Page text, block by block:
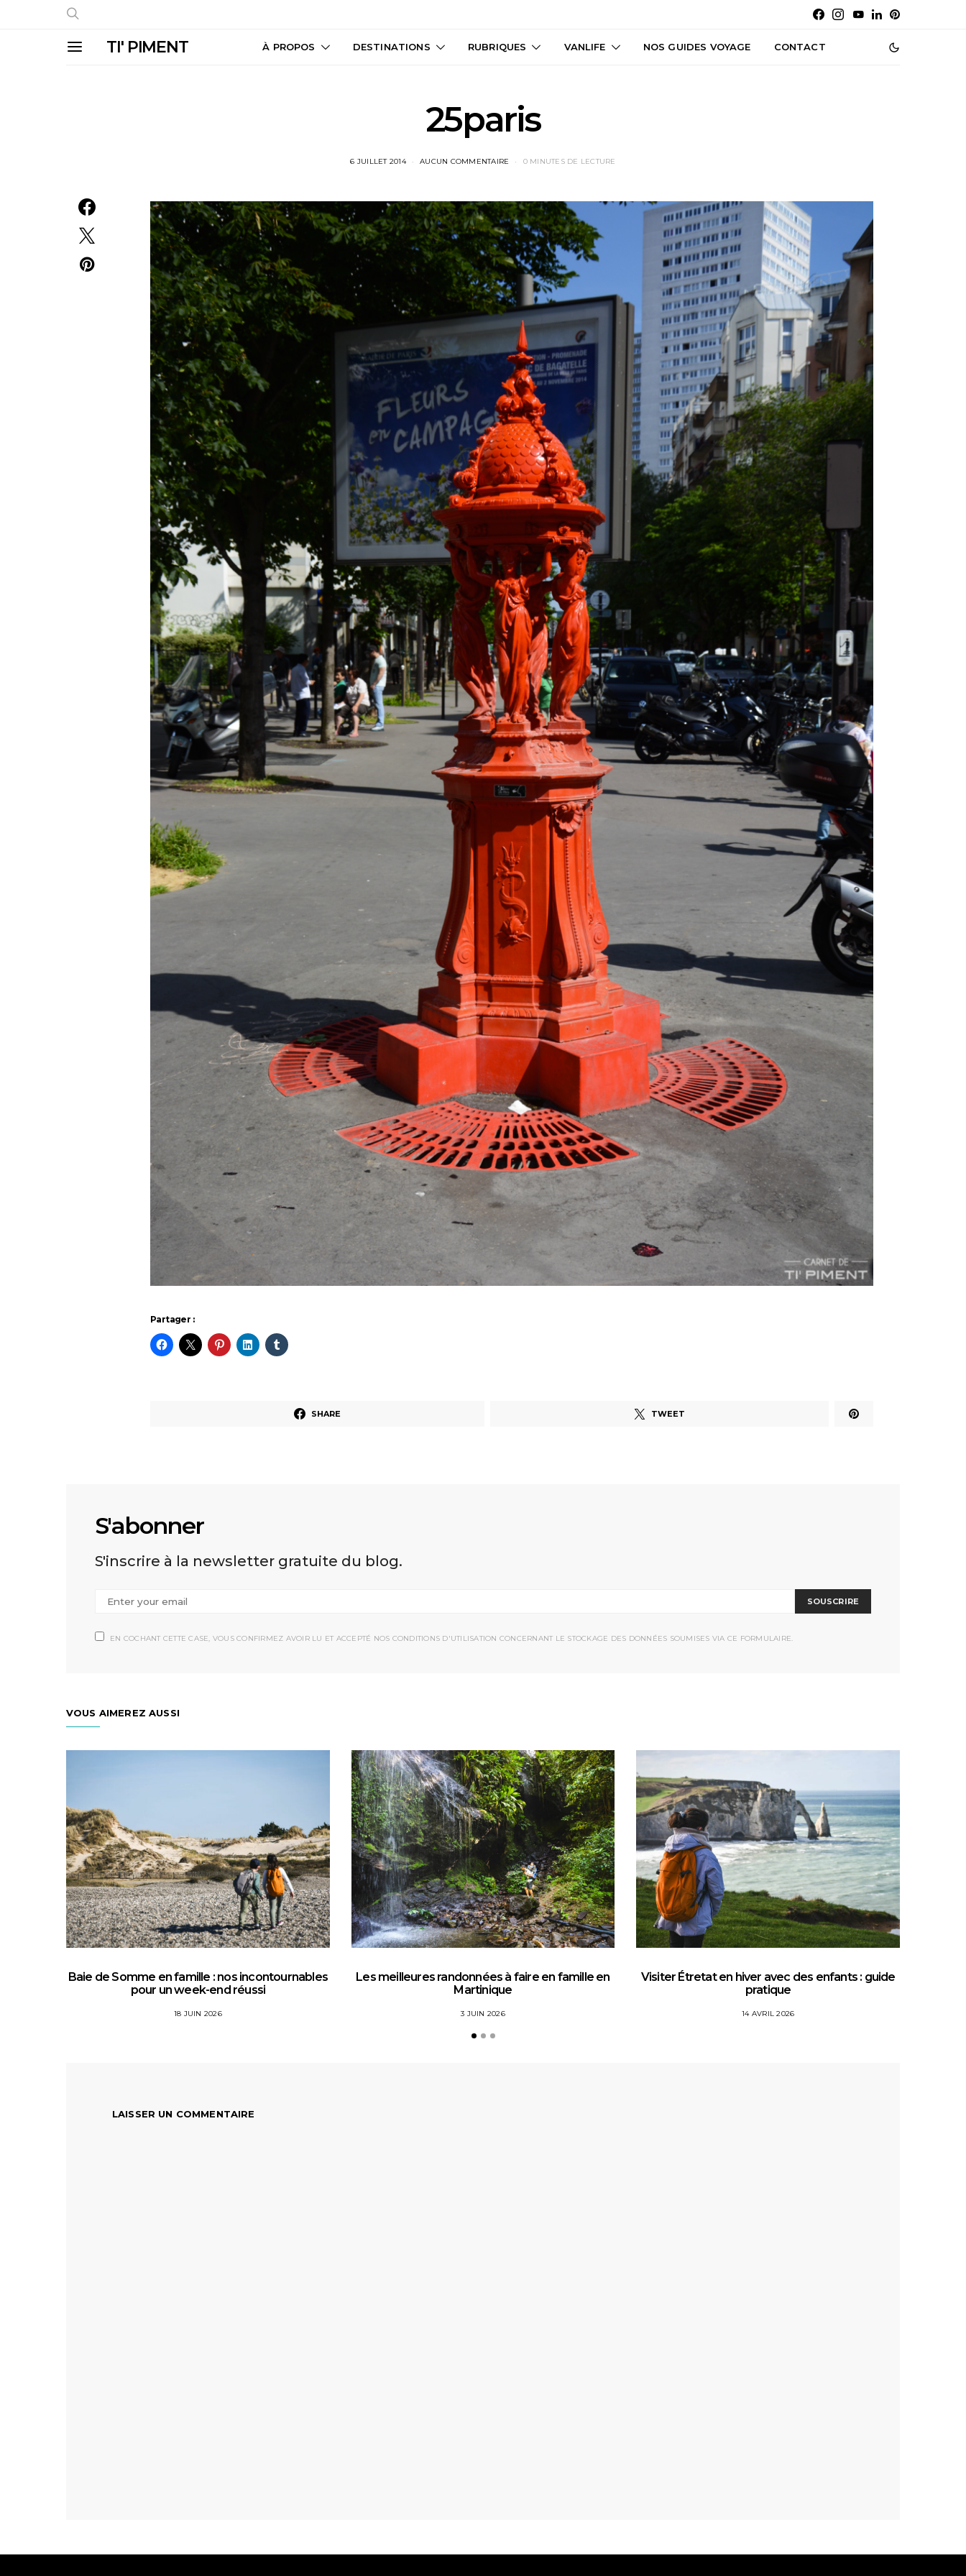
TI' PIMENT À PROPOS DESTINATIONS RUBRIQUES VANLIFE NOS GUIDES VOYAGE CONTACT
25paris
6 JUILLET 2014 AUCUN COMMENTAIRE 0 MINUTES DE LECTURE
Partager :
SHARE TWEET
S'abonner
S'inscrire à la newsletter gratuite du blog.
SOUSCRIRE
EN COCHANT CETTE CASE, VOUS CONFIRMEZ AVOIR LU ET ACCEPTÉ NOS CONDITIONS D'UTILISATION CONCERNANT LE STOCKAGE DES DONNÉES SOUMISES VIA CE FORMULAIRE.
VOUS AIMEREZ AUSSI
Baie de Somme en famille : nos incontournables
pour un week-end réussi
18 JUIN 2026
Les meilleures randonnées à faire en famille en
Martinique
3 JUIN 2026
Visiter Étretat en hiver avec des enfants : guide
pratique
14 AVRIL 2026
LAISSER UN COMMENTAIRE